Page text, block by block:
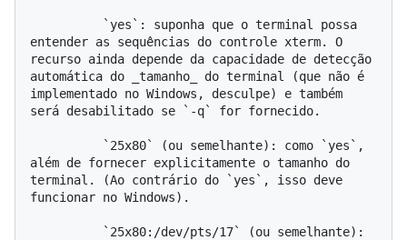
entender as sequências do controle xterm. O
recurso ainda depende da capacidade de detecção
automática do _tamanho_ do terminal (que não é
implementado no Windows, desculpe) e também
será desabilitado se `-q` for fornecido.
além de fornecer explicitamente o tamanho do
terminal. (Ao contrário do `yes`, isso deve
funcionar no Windows).